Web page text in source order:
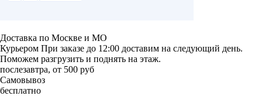
Доставка по Москве и МО
Курьером При заказе до 12:00 доставим на следующий день.
Поможем разгрузить и поднять на этаж.
послезавтра, от 500 руб
Самовывоз
бесплатно